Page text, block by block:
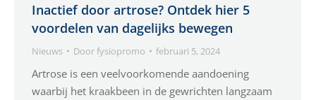
Inactief door artrose? Ontdek hier 5
voordelen van dagelijks bewegen
Nieuws Doorfysiopromo februari 5, 2024
Artrose is een veelvoorkomende aandoening
waarbij het kraakbeen in de gewrichten langzaam